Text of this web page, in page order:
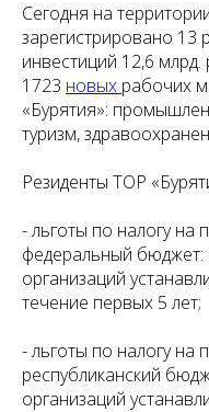
Сегодня на
зарегистрировано
инвестиций 12,6
1723 новых рабочих
«Бурятия»:
туризм,
Резиденты ТОР
- льготы по налогу на
федеральный бюджет:
организаций
течение первых 5 лет;
- льготы по налогу на
республиканский
организаций